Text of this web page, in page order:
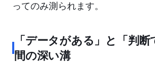
ってのみ測られます。
「データがある」と「判
間の深い溝